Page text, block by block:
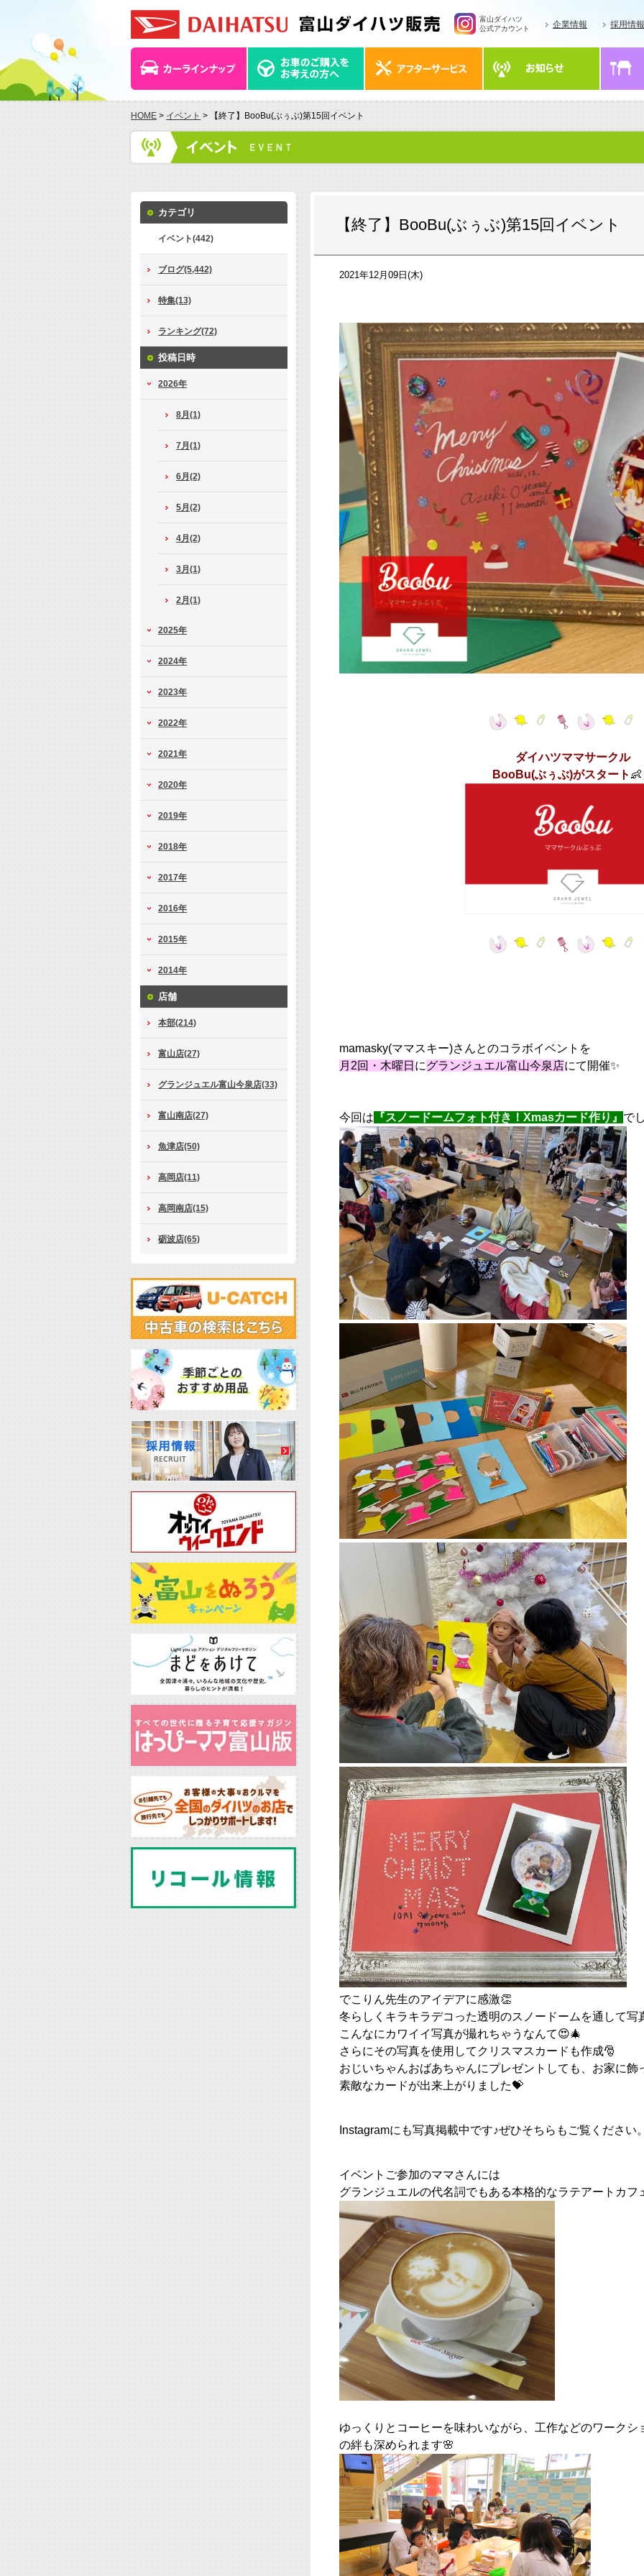
富山ダイハツ
公式アカウント
企業情報 採用情報
HOME>イベント> 【終了】BooBu(ぶぅぶ)第15回イベント
カテゴリ
イベント(442)
ブログ(5,442)
特集(13)
ランキング(72)
投稿日時
2026年
8月(1)
7月(1)
6月(2)
5月(2)
4月(2)
3月(1)
2月(1)
2025年
2024年
2023年
2022年
2021年
2020年
2019年
2018年
2017年
2016年
2015年
2014年
店舗
本部(214)
富山店(27)
グランジュエル富山今泉店(33)
富山南店(27)
魚津店(50)
高岡店(11)
高岡南店(15)
砺波店(65)
【終了】BooBu(ぶぅぶ)第15回イベント
2021年12月09日(木)
ダイハツママサークル
BooBu(ぶぅぶ)がスタート
mamasky(ママスキー)さんとのコラボイベントを
月2回・木曜日 にグランジュエル富山今泉店にて開催✨
今回は 『スノードームフォト付き！Xmasカード作り』 で
でこりん先生のアイデアに感激👏
冬らしくキラキラデコった透明のスノードームを通して
こんなにカワイイ写真が撮れちゃうなんて😍🎄
さらにその写真を使用してクリスマスカードも作成🎅
おじいちゃんおばあちゃんにプレゼントしても、お家に飾
素敵なカードが出来上がりました💝
Instagramにも写真掲載中です♪ぜひそちらもご覧ください
イベントご参加のママさんには
グランジュエルの代名詞でもある本格的なラテアートカフ
ゆっくりとコーヒーを味わいながら、工作などのワーク
の絆も深められます🌸